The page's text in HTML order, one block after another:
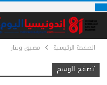
الصفحة الرئيسية مضيق ويتار
تصفح الوسم